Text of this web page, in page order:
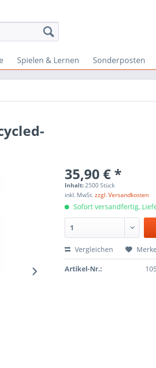
Spielen & Lernen Sonderposten
35,90 € *
Inhalt:2500 Stück
inkl. MwSt.zzgl. Versandkosten
Sofort versandfertig,
Vergleichen
Artikel-Nr.: